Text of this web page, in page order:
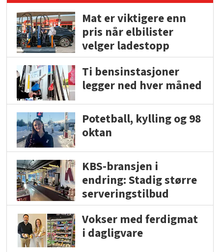
Mat er viktigere enn
pris når elbilister
velger ladestopp
Ti bensinstasjoner
legger ned hver måned
Potetball, kylling og 98
oktan
KBS-bransjen i
endring: Stadig større
serveringstilbud
Vokser med ferdigmat
i dagligvare